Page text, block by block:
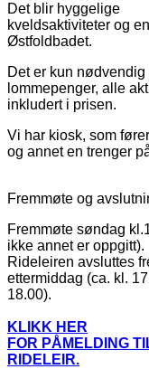
Det blir hyggelige
kveldsaktiviteter og
Østfoldbadet.
Det er kun nødvendig
lommepenger, alle
inkludert i prisen.
Vi har kiosk, som
og annet en trenger
Fremmøte og
Fremmøte søndag
ikke annet er oppgitt).
Rideleiren avsluttes
ettermiddag (ca. kl.
18.00).
KLIKK HER
FOR PÅMELDING
RIDELEIR.